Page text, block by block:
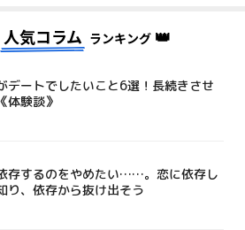
人気コラム ランキング👑
デートでしたいこと6選！長続きさせ
体験談》
存するのをやめたい……。恋に依存し
り、依存から抜け出そう